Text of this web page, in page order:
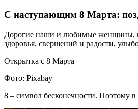
С наступающим 8 Марта:
Дорогие наши и любимые женщины,
здоровья, свершений и радости,
Открытка с 8 Марта
Фото: Pixabay
8 – символ бесконечности. Поэтому